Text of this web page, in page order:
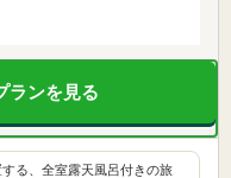
ランを見る
る、全室露天風呂付きの旅